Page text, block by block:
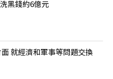
黑錢約6億元
就經濟和軍事等問題交換